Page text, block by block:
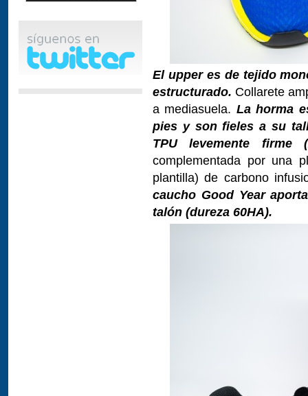
El upper es de tejido
estructurado. Collarete
a mediasuela. La horma
pies y son fieles a su
TPU levemente firme
complementada por una
plantilla) de carbono
caucho Good Year
talón (dureza 60HA).